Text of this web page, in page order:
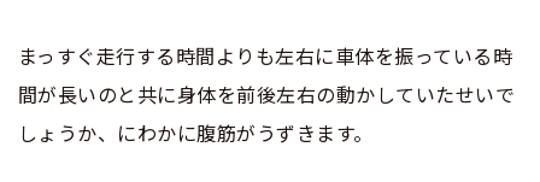
まっすぐ走行する時間よりも左右に車体を振っている時
間が長いのと共に身体を前後左右の動かしていたせいで
しょうか、にわかに腹筋がうずきます。